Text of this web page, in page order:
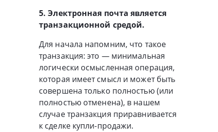
5. Электронная почта является
транзакционной средой.
Для начала напомним, что такое
транзакция: это — минимальная
логически осмысленная операция,
которая имеет смысл и может быть
совершена только полностью (или
полностью отменена), в нашем
случае транзакция приравнивается
к сделке купли-продажи.